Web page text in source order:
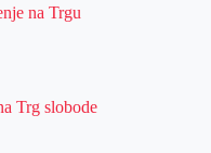
na Trgu
Trg slobode